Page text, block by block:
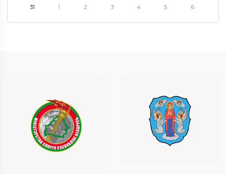
31 1 2 3 4 5 6